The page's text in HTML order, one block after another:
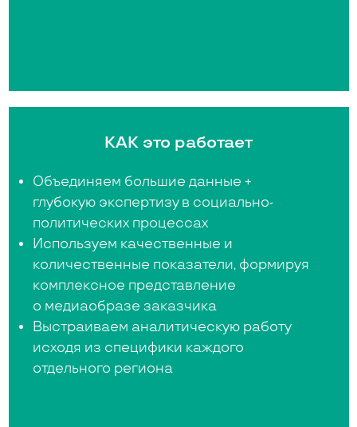
КАК это работает
Объединяем большие данные +
глубокую экспертизу в социально-
политических процессах
Используем качественные и
количественные показатели, формируя
комплексное представление
о медиаобразе заказчика
Выстраиваем аналитическую работу
исходя из специфики каждого
отдельного региона